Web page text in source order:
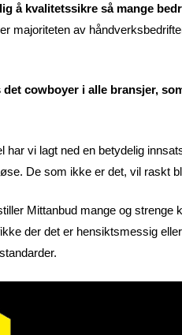
å kvalitetssikre så mange
majoriteten av
det cowboyer i alle bransjer,
har vi lagt ned en betydelig
De som ikke er det, vil raskt
Mittanbud mange og strenge
der det er hensiktsmessig